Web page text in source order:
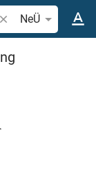
Bibelstelle oder
NeÜ